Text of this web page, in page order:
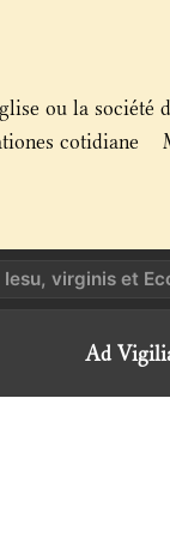
ou la société
cotidiane
Iesu, virginis et
Ad